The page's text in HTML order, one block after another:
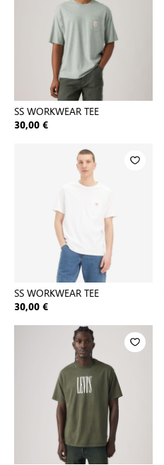
SS WORKWEAR TEE
30,00 €
SS WORKWEAR TEE
30,00 €